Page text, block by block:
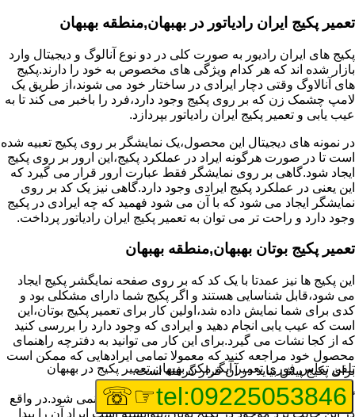
تعمیر پکیج ایران رادیاتور در بهبهان,منطقه بهبهان
پکیج های ایران رادیور به صورت کلی در دو نوع آنالوگ و دیجیتال وارد
بازار شده اند که هر کدام ویژگی های مخصوص به خود را دارند.پکیج
های آنالاوگ وقتی دچار ایرادی در ساختار خود می شوند،از طریق یک
لامپ چشمک زن که بر روی پکیج وجود دارد،فرد را باخبر می کند تا به
عیب یابی و تعمیر پکیج ایران رادیاتور بپردازد.
در نمونه های دیجیتال این محصول،یک نمایشگر بر روی پکیج تعبیه شده
است تا در صورت هرگونه ایراد در عملکرد پکیج،این ارور بر روی پکیج
ایجاد شود.گاهی بر روی نمایشگر فقط عبارت ارور قرار می گیرد که
این یعنی در عملکرد پکیج ایرادی وجود دارد.گاهی نیز یک کد بر روی
نمایشگر ایجاد می شود که با آن می شود فهمید که چه ایرادی در پکیج
وجود دارد و راحت تر می توان به تعمیر پکیج ایران رادیاتور پرداخت.
تعمیر پکیج بوتان بهبهان,منطقه بهبهان
این پکیج ها نیز عمدتا با یک کد که بر روی صفحه نمایگشر پکیج ایجاد
می شود،قابل شناسایی هستند و اگر پکیج شما دارای مشکلی بود و
کدی برای شما نمایش داده شد،اولین کار برای تعمیر پکیج بوتان،این
است که عیب یابی انجام دهید و ایرادی که وجود دارد را بررسی کنید
که از کجا نشات می گیرد.برای این کار می توانید به دفترچه راهنمای
محصول خود مراجعه کنید که معمولا تمامی ایرادهایی که ممکن است
برای پکیج پیش بیاید در آن قرار گرفته است.
گاهی نیز هنگام خرابی پکیج،هیچ اروری نمایش داده نمی شود.در واقع
در این حالت برد موجود در پکیج بوتان،نتوانسته است ایراد آن را پیدا
تلفن تماس فوریتعمیر آبگرمکن بهبهان,تعمیر پکیج در بهبهان
tel:09225053846
☞☏